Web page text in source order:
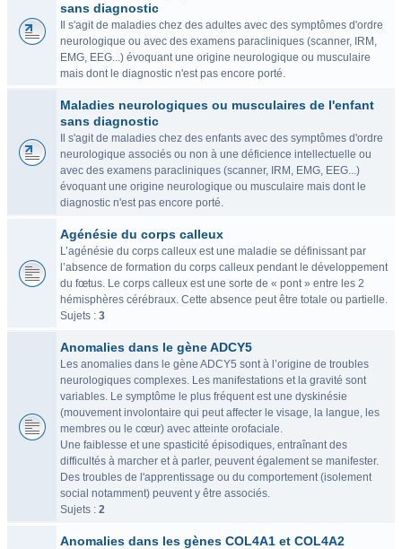
sans diagnostic
Il s'agit de maladies chez des adultes avec des symptômes d'ordre
neurologique ou avec des examens paracliniques (scanner, IRM,
EMG, EEG...) évoquant une origine neurologique ou musculaire
mais dont le diagnostic n'est pas encore porté.
Maladies neurologiques ou musculaires de l'enfant
sans diagnostic
Il s'agit de maladies chez des enfants avec des symptômes d'ordre
neurologique associés ou non à une déficience intellectuelle ou
avec des examens paracliniques (scanner, IRM, EMG, EEG...)
évoquant une origine neurologique ou musculaire mais dont le
diagnostic n'est pas encore porté.
Agénésie du corps calleux
L’agénésie du corps calleux est une maladie se définissant par
l’absence de formation du corps calleux pendant le développement
du fœtus. Le corps calleux est une sorte de « pont » entre les 2
hémisphères cérébraux. Cette absence peut être totale ou partielle.
Sujets : 3
Anomalies dans le gène ADCY5
Les anomalies dans le gène ADCY5 sont à l’origine de troubles
neurologiques complexes. Les manifestations et la gravité sont
variables. Le symptôme le plus fréquent est une dyskinésie
(mouvement involontaire qui peut affecter le visage, la langue, les
membres ou le cœur) avec atteinte orofaciale.
Une faiblesse et une spasticité épisodiques, entraînant des
difficultés à marcher et à parler, peuvent également se manifester.
Des troubles de l'apprentissage ou du comportement (isolement
social notamment) peuvent y être associés.
Sujets : 2
Anomalies dans les gènes COL4A1 et COL4A2